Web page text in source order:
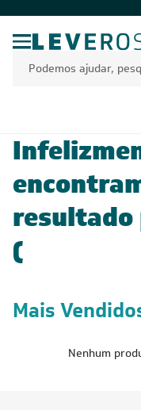
resultado
(
Mais
Nenhum